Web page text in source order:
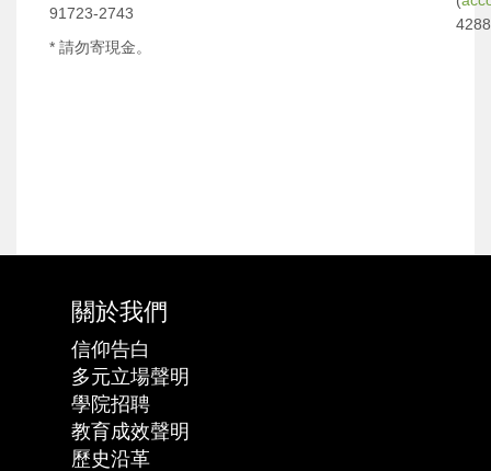
91723-2743
* 請勿寄現金。
關於我們
信仰告白
多元立場聲明
學院招聘
教育成效聲明
歷史沿革